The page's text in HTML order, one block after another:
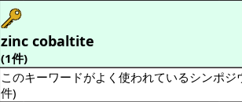
zinc cobaltite
(1件)
このキーワードがよく使われているシンポ
件)